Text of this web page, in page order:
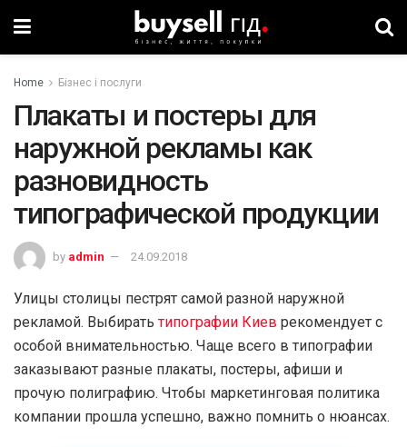
Home Бізнес і послуги
Плакаты и постеры для
наружной рекламы как
разновидность
типографической продукции
by admin 24.09.2018
Улицы столицы пестрят самой разной наружной
рекламой. Выбирать типографии Киев рекомендует с
особой внимательностью. Чаще всего в типографии
заказывают разные плакаты, постеры, афиши и
прочую полиграфию. Чтобы маркетинговая политика
компании прошла успешно, важно помнить о нюансах.